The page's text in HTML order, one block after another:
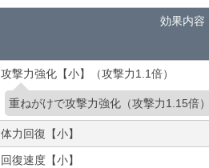
効果内容
攻撃力強化【小】（攻撃力1.1倍）
重ねがけで攻撃力強化（攻撃力1.15倍
体力回復【小】
回復速度【小】